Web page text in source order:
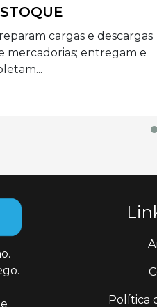
mulheres
de 40 anos com
de...
Política